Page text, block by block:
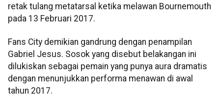
retak tulang metatarsal ketika melawan Bournemouth
pada 13 Februari 2017.
Fans City demikian gandrung dengan penampilan
Gabriel Jesus. Sosok yang disebut belakangan ini
dilukiskan sebagai pemain yang punya aura dramatis
dengan menunjukkan performa menawan di awal
tahun 2017.